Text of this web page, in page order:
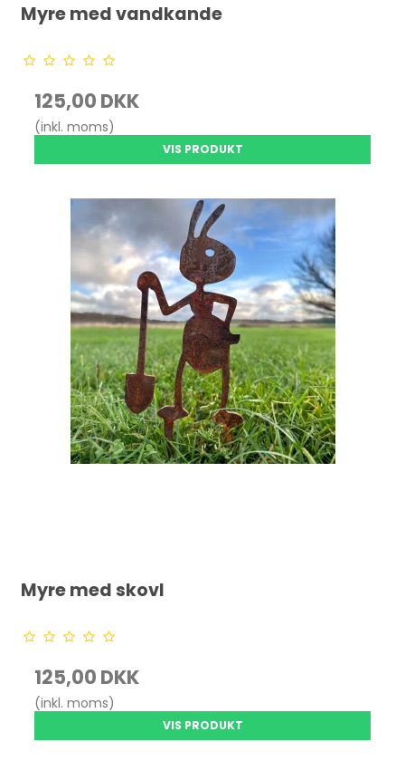
Myre med vandkande
125,00 DKK
(inkl. moms)
VIS PRODUKT
Myre med skovl
125,00 DKK
(inkl. moms)
VIS PRODUKT